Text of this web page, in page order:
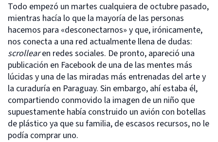
Todo empezó un martes cualquiera de octubre pasado,
mientras hacía lo que la mayoría de las personas
hacemos para «desconectarnos» y que, irónicamente,
nos conecta a una red actualmente llena de dudas:
scrollearen redes sociales. De pronto, apareció una
publicación en Facebook de una de las mentes más
lúcidas y una de las miradas más entrenadas del arte y
la curaduría en Paraguay. Sin embargo, ahí estaba él,
compartiendo conmovido la imagen de un niño que
supuestamente había construido un avión con botellas
de plástico ya que su familia, de escasos recursos, no le
podía comprar uno.